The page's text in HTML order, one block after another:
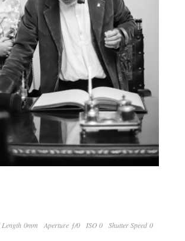
Length 0mm Aperture ƒ/0 ISO 0 Shutter Speed 0